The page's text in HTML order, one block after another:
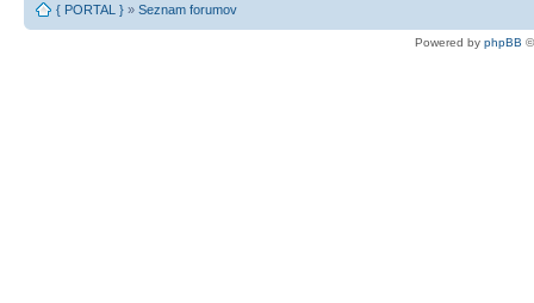
{ PORTAL } » Seznam forumov
Powered by phpBB